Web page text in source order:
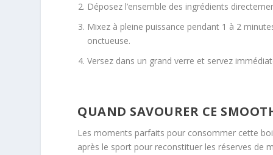
Déposez l’ensemble des ingrédients
Mixez à pleine puissance pendant 1 à 2
onctueuse.
Versez dans un grand verre et servez
QUAND SAVOURER CE
Les moments parfaits pour consommer cette
après le sport pour reconstituer les réserves de